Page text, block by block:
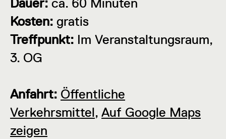
Dauer: ca. 60 Minuten
Kosten: gratis
Treffpunkt: Im Veranstaltungsraum,
3. OG
Anfahrt: Öffentliche
Verkehrsmittel, Auf Google Maps
zeigen